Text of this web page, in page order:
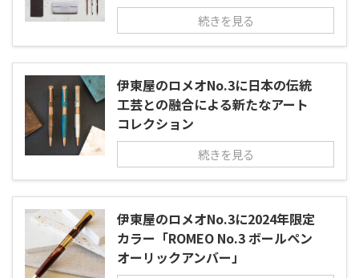
続きを見る
伊東屋のロメオNo.3に日本の伝統
工芸との融合による新たなアート
コレクション
続きを見る
伊東屋のロメオNo.3に2024年限定
カラー「ROMEO No.3 ボールペン
オーリックアンバー」